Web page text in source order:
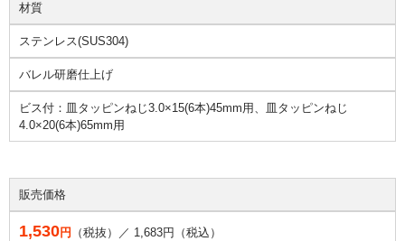
材質
ステンレス(SUS304)
バレル研磨仕上げ
ビス付：皿タッピンねじ3.0×15(6本)45mm用、皿タッピンねじ
4.0×20(6本)65mm用
販売価格
1,530円 （税抜）／ 1,683円（税込）